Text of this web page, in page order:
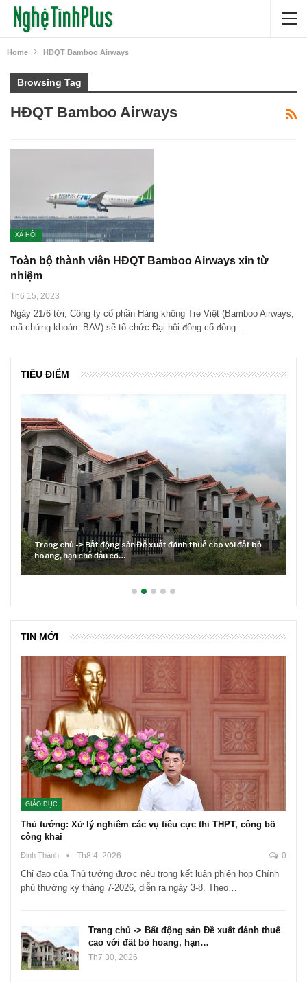
Home HĐQT Bamboo Airways
Browsing Tag
HĐQT Bamboo Airways
XÃ HỘI
Toàn bộ thành viên HĐQT Bamboo Airways xin từ
nhiệm
Th6 15, 2023
Ngày 21/6 tới, Công ty cổ phần Hàng không Tre Việt (Bamboo Airways,
mã chứng khoán: BAV) sẽ tổ chức Đại hội đồng cổ đông…
TIÊU ĐIỂM
Trang chủ -> Bất động sản Đề xuất đánh thuế cao với đất bỏ
hoang, hạn chế đầu cơ…
TIN MỚI
GIÁO DỤC
Thủ tướng: Xử lý nghiêm các vụ tiêu cực thi THPT, công bố
công khai
Đinh Thành Th8 4, 2026 0
Chỉ đạo của Thủ tướng được nêu trong kết luận phiên họp Chính
phủ thường kỳ tháng 7-2026, diễn ra ngày 3-8. Theo…
Trang chủ -> Bất động sản Đề xuất đánh thuế
cao với đất bỏ hoang, hạn…
Th7 30, 2026